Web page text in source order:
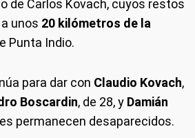
de Carlos Kovach, cuyos restos
unos 20 kilómetros de la
Punta Indio.
para dar con Claudio Kovach,
Boscardin, de 28, y Damián
permanecen desaparecidos.